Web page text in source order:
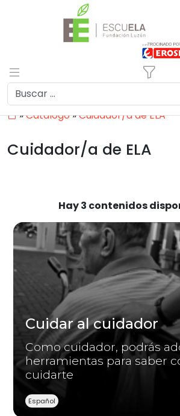
»Catálogo»Cuidador/a de ELA
Cuidador/a de ELA
Hay 3 contenidos
Cuidar al cuidador
Como cuidador, podrás
herramientas para saber
cuidarte
Español